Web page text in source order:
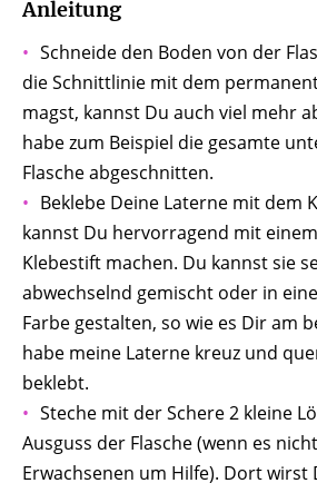
Anleitung
Schneide den Boden von der
die Schnittlinie mit dem
magst, kannst Du auch viel mehr
habe zum Beispiel die gesamte
Flasche abgeschnitten.
Beklebe Deine Laterne mit dem
kannst Du hervorragend mit
Klebestift machen. Du kannst sie
abwechselnd gemischt oder in
Farbe gestalten, so wie es Dir am
habe meine Laterne kreuz und
beklebt.
Steche mit der Schere 2 kleine
Ausguss der Flasche (wenn es
Erwachsenen um Hilfe). Dort wirst